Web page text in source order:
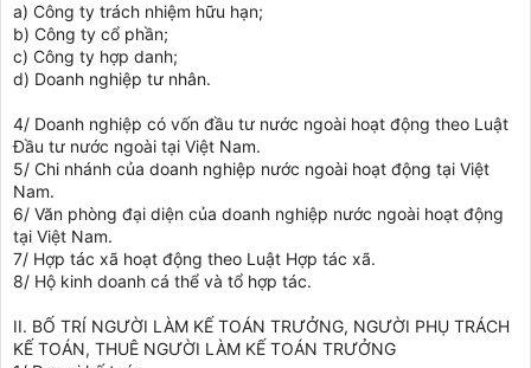
a) Công ty trách nhiệm hữu hạn;
b) Công ty cổ phần;
c) Công ty hợp danh;
d) Doanh nghiệp tư nhân.
4/ Doanh nghiệp có vốn đầu tư nước ngoài hoạt động theo Luật
Đầu tư nước ngoài tại Việt Nam.
5/ Chi nhánh của doanh nghiệp nước ngoài hoạt động tại Việt
Nam.
6/ Văn phòng đại diện của doanh nghiệp nước ngoài hoạt động
tại Việt Nam.
7/ Hợp tác xã hoạt động theo Luật Hợp tác xã.
8/ Hộ kinh doanh cá thể và tổ hợp tác.
II. BỐ TRÍ NGƯỜI LÀM KẾ TOÁN TRƯỞNG, NGƯỜI PHỤ TRÁCH
KẾ TOÁN, THUÊ NGƯỜI LÀM KẾ TOÁN TRƯỞNG